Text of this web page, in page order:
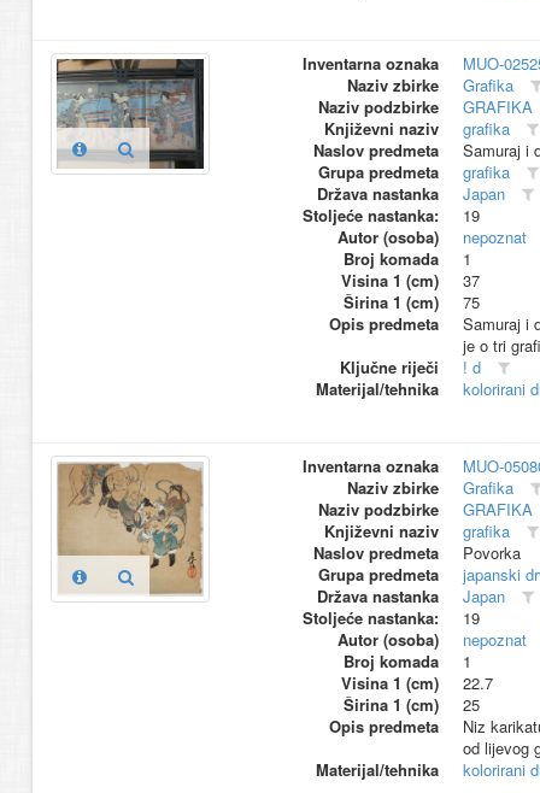
Inventarna oznaka
MUO-
Naziv zbirke
Grafika
Naziv podzbirke
GRAFIKA
Književni naziv
grafika
Naslov predmeta
Samuraj i
Grupa predmeta
grafika
Država nastanka
Japan
Stoljeće nastanka:
19
Autor (osoba)
nepoznat
Broj komada
1
Visina 1 (cm)
37
Širina 1 (cm)
75
Opis predmeta
Samuraj i
je o tri
Ključne riječi
! d
Materijal/tehnika
kolorirani
Inventarna oznaka
MUO-
Naziv zbirke
Grafika
Naziv podzbirke
GRAFIKA
Književni naziv
grafika
Naslov predmeta
Povorka
Grupa predmeta
japanski
Država nastanka
Japan
Stoljeće nastanka:
19
Autor (osoba)
nepoznat
Broj komada
1
Visina 1 (cm)
22.7
Širina 1 (cm)
25
Opis predmeta
Niz
od lijevog
Materijal/tehnika
kolorirani